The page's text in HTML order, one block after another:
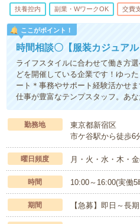
扶養控内 副業・WワークOK 交費
ここがポイント！
時間相談〇【服装カジュア
ライフスタイルに合わせて働き方
どを開催している企業です！ゆっ
ート＊事務やサポート経験活かせ
仕事が豊富なテンプスタッフ。あ
勤務地
東京都新宿区
市ケ谷駅から徒歩6
曜日頻度 月・火・水・木・
時間 10:00～16:00(実働
期間 【急募】即日～長